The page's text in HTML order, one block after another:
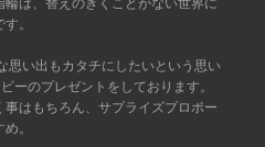
。
思い出もカタチにしたいという思い
ーのプレゼントをしております。
はもちろん、サプライズプロポー
。